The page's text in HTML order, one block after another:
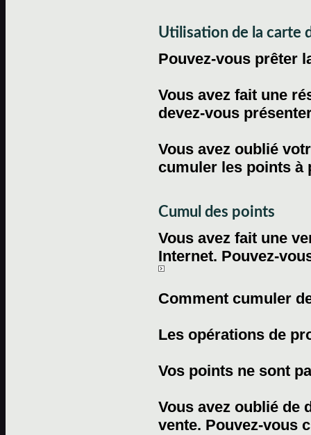
Utilisation de la carte
Pouvez-vous prêter
Vous avez fait une
devez-vous
Vous avez oublié
cumuler les points
Cumul des points
Vous avez fait une
Internet. Pouvez-
Comment cumuler
Les opérations de
Vos points ne sont
Vous avez oublié de
vente. Pouvez-vous